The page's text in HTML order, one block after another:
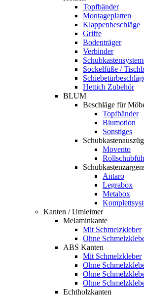
Topfbänder
Montageplatten
Klappenbeschläge
Griffe
Bodenträger
Verbinder
Sockelfüße /
Hettich Zubehör
BLUM
Beschläge für
Topfbänder
Blumotion
Sonstiges
Movento
Antaro
Legrabox
Metabox
Kanten / Umleimer
Melaminkante
Mit Schmelzkleber
Ohne
ABS Kanten
Mit Schmelzkleber
Ohne
Ohne
Ohne
Echtholzkanten